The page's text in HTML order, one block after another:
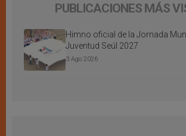
PUBLICACIONES MÁS
Himno oficial de la Jornada
Juventud Seúl 2027
3 Ago 2026